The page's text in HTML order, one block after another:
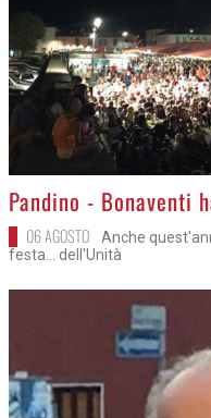
>
Pandino - Bonaventi
06 AGOSTO
Anche
festa... dell'Unità